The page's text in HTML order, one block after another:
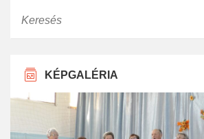
KÉPGALÉRIA